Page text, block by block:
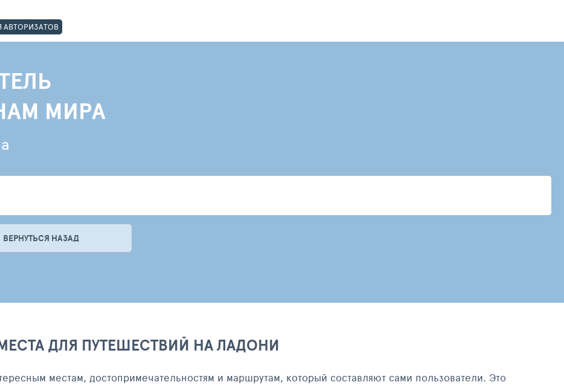
АВТОРИЗАТОВ
МИРА
ВЕРНУТЬСЯ НАЗАД
ДЛЯ ПУТЕШЕСТВИЙ НА ЛАДОНИ
местам, достопримечательностям и маршрутам, который составляют сами пользователи. Это